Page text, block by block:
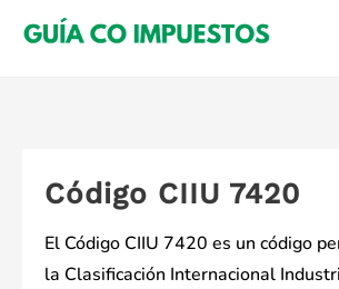
Código CIIU 7420
El Código CIIU 7420 es un código
la Clasificación Internacional